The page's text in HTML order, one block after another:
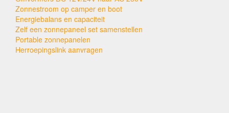
Zonnestroom op camper en boot
Energiebalans en capaciteit
Zelf een zonnepaneel set samenstellen
Portable zonnepanelen
Herroepingslink aanvragen